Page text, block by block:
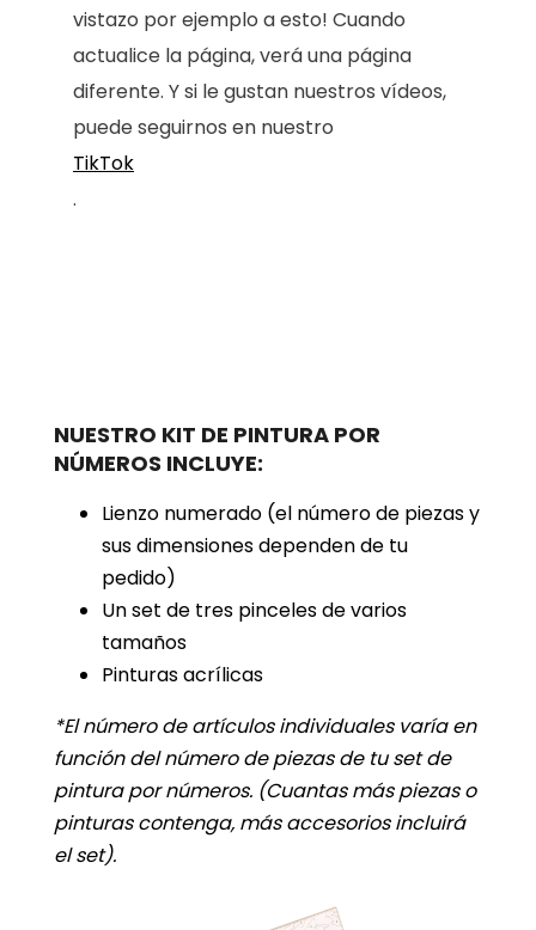
vistazo por ejemplo a esto! Cuando
actualice la página, verá una página
diferente. Y si le gustan nuestros vídeos,
puede seguirnos en nuestro
TikTok
.
NUESTRO KIT DE PINTURA POR
NÚMEROS INCLUYE:
Lienzo numerado (el número de piezas y
sus dimensiones dependen de tu
pedido)
Un set de tres pinceles de varios
tamaños
Pinturas acrílicas
*El número de artículos individuales varía en
función del número de piezas de tu set de
pintura por números. (Cuantas más piezas o
pinturas contenga, más accesorios incluirá
el set).